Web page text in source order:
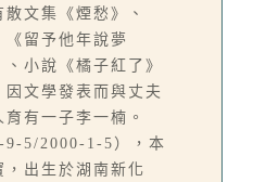
文集《煙愁》、
《留予他年說夢
小說《橘子紅了》
文學發表而與丈夫
有一子李一楠。
9-5/2000-1-5），本
出生於湖南新化